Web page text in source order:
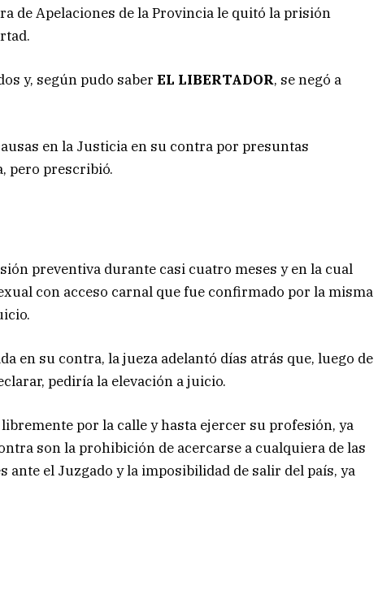
de Apelaciones de la Provincia le quitó la prisión
y, según pudo saberEL LIBERTADOR, se negó a
en la Justicia en su contra por presuntas
pero prescribió.
preventiva durante casi cuatro meses y en la cual
con acceso carnal que fue confirmado por la misma
en su contra, la jueza adelantó días atrás que, luego de
pediría la elevación a juicio.
por la calle y hasta ejercer su profesión, ya
son la prohibición de acercarse a cualquiera de las
ante el Juzgado y la imposibilidad de salir del país, ya